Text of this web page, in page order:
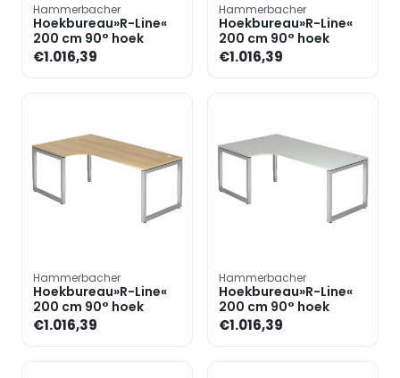
Hammerbacher
Hoekbureau»R-Line«
200 cm 90° hoek
€1.016,39
Hammerbacher
Hoekbureau»R-Line«
200 cm 90° hoek
€1.016,39
Hammerbacher
Hoekbureau»R-Line«
200 cm 90° hoek
€1.016,39
Hammerbacher
Hoekbureau»R-Line«
200 cm 90° hoek
€1.016,39